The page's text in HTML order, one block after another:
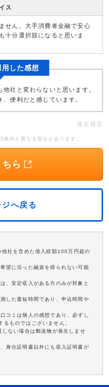
ス
せん。大手消費者金融で安心
十分選択肢になると思いま
した感想
社と変わらないと思います。
便利だと感じています。
違反報告
件と異なる場合があります。
ら
へ戻る
社を含めた借入総額100万円超の
望に沿った融資を得られない可能
、安定収入がある方のみが対象と
した最短時間であり、申込時間や
コミは個人の感想であり、必ずし
るものではございません。
ない場合は郵送物が発生しませ
身分証明書以外にも収入証明書が